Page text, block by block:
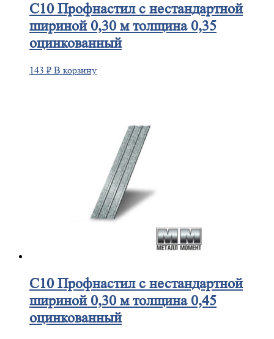
С10Профнастил с нестандартной
шириной 0,30 м толщина 0,35
оцинкованный
143 ₽ В корзину
С10Профнастил с нестандартной
шириной 0,30 м толщина 0,45
оцинкованный